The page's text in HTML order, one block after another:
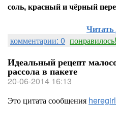
соль, красный и чёрный
Читать
комментарии: 0 понравилось!
Идеальный рецепт
рассола в пакете
20-06-2014 16:13
Это цитата сообщения heregirl